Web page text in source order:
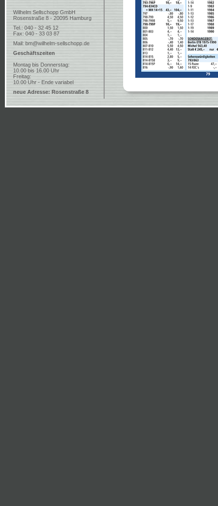
Wilhelm Sellschopp GmbH
Rosenstraße 8 - 20095 Hamburg
Tel.: 040 - 32 45 12
Fax: 040 - 33 03 87
Mail: bm@wilhelm-sellschopp.de
Geschäftszeiten
Montag bis Donnerstag:
10.00 bis 16.00 Uhr
Freitag:
10.00 Uhr - Ende variabel
neue Adresse: Rosenstraße 8